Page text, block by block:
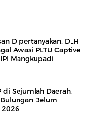
Dipertanyakan, DLH
Awasi PLTU Captive
Mangkupadi
di Sejumlah Daerah,
Belum
2026